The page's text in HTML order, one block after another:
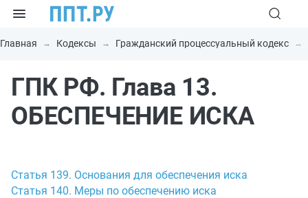
Главная Кодексы Гражданский процессуальный кодекс
ГПК РФ. Глава 13.
ОБЕСПЕЧЕНИЕ ИСКА
Статья 139. Основания для обеспечения иска
Статья 140. Меры по обеспечению иска